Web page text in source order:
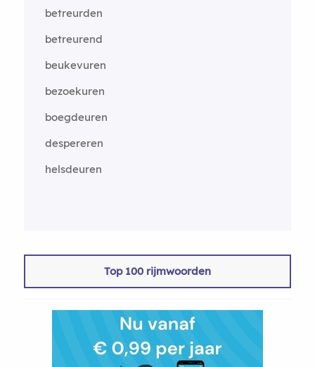
betreurden
betreurend
beukevuren
bezoekuren
boegdeuren
despereren
helsdeuren
Top 100 rijmwoorden